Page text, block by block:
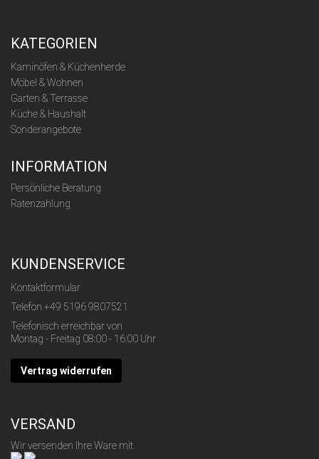
KATEGORIEN
Kaminöfen & Küchenherde
Möbel & Wohnen
Garten & Terrasse
Küche & Haushalt
Sonderangebote
INFORMATION
Persönliche Beratung
Ratenzahlung
KUNDENSERVICE
Kontaktformular
Telefon +49 5196 9807521
Telefonisch erreichbar von
Montag - Freitag 08:00 - 16:00 Uhr
Vertrag widerrufen
VERSAND
Wir versenden Ihre Ware mit